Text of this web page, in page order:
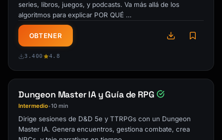
series, libros, juegos, y podcasts. Va más allá de los
algoritmos para explicar POR QUÉ …
OBTENER
3.400 4.8
Dungeon Master IA y Guía de RPG
Intermedio•10 min
Dirige sesiones de D&D 5e y TTRPGs con un Dungeon
Master IA. Genera encuentros, gestiona combate, crea